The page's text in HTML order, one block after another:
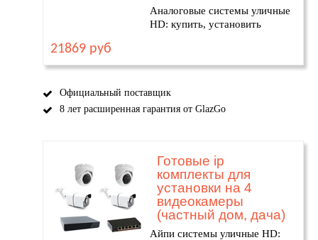
Аналоговые системы уличные
HD: купить, установить
21869 руб
Официальный поставщик
8 лет расширенная гарантия от GlazGo
Готовые ip
комплекты для
установки на 4
видеокамеры
(частный дом, дача)
Айпи системы уличные HD: